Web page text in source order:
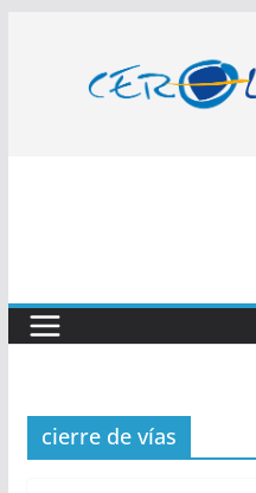
contenido
cierre de vías